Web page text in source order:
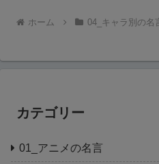
ホーム 04_キャラ別の名
カテゴリー
01_アニメの名言